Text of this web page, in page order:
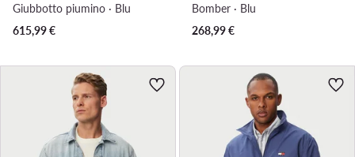
Giubbotto piumino · Blu
615,99€
Bomber · Blu
268,99€